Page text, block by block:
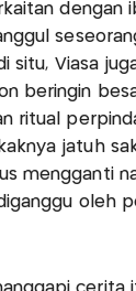
dengan
situ, Viasa
beringin
ritual
jatuh
mengganti
oleh